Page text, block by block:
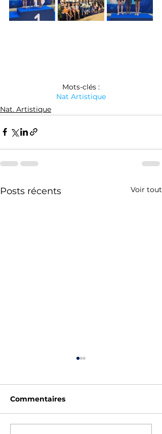
Mots-clés :
Nat Artistique
Nat. Artistique
Posts récents Voir tout
Commentaires